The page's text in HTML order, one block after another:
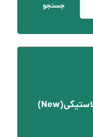
جستجو
قیمت یخدان پلاستیکی(New)